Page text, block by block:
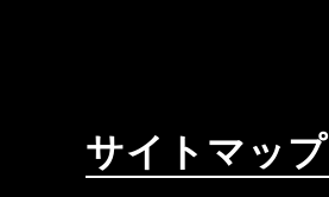
サイトマップ